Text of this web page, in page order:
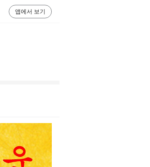
앱에서 보기